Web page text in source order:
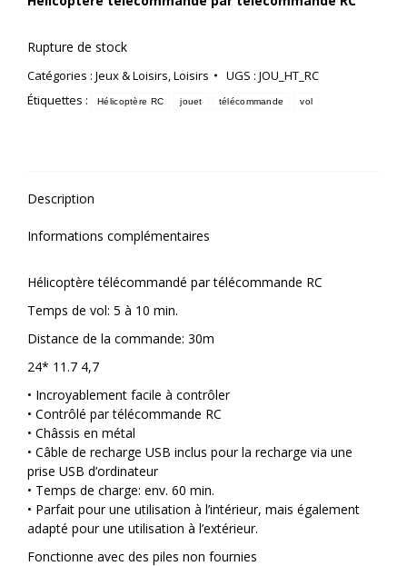
Rupture de stock
Catégories : Jeux & Loisirs,Loisirs UGS : JOU_HT_RC
Étiquettes :
Hélicoptère RC jouet télécommande vol
Description
Informations complémentaires
Hélicoptère télécommandé par télécommande RC
Temps de vol: 5 à 10 min.
Distance de la commande: 30m
24* 11.7 4,7
• Incroyablement facile à contrôler
• Contrôlé par télécommande RC
• Châssis en métal
• Câble de recharge USB inclus pour la recharge via une
prise USB d’ordinateur
• Temps de charge: env. 60 min.
• Parfait pour une utilisation à l’intérieur, mais également
adapté pour une utilisation à l’extérieur.
Fonctionne avec des piles non fournies